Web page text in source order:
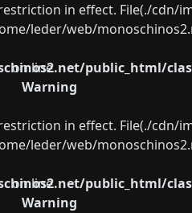
in effect. File(./
leder/web/
public_html/
on line
Warning
in effect. File(./
leder/web/
public_html/
on line
Warning